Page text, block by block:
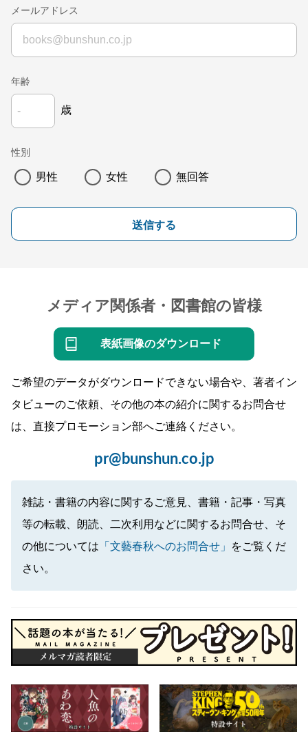
メールアドレス
年齢
歳
性別
男性 女性 無回答
送信する
メディア関係者・図書館の皆様
表紙画像のダウンロード
ご希望のデータがダウンロードできない場合や、著者イン
タビューのご依頼、その他の本の紹介に関するお問合せ
は、直接プロモーション部へご連絡ください。
pr@bunshun.co.jp
雑誌・書籍の内容に関するご意見、書籍・記事・写真
等の転載、朗読、二次利用などに関するお問合せ、そ
の他については 「文藝春秋へのお問合せ」
をご覧くだ
さい。